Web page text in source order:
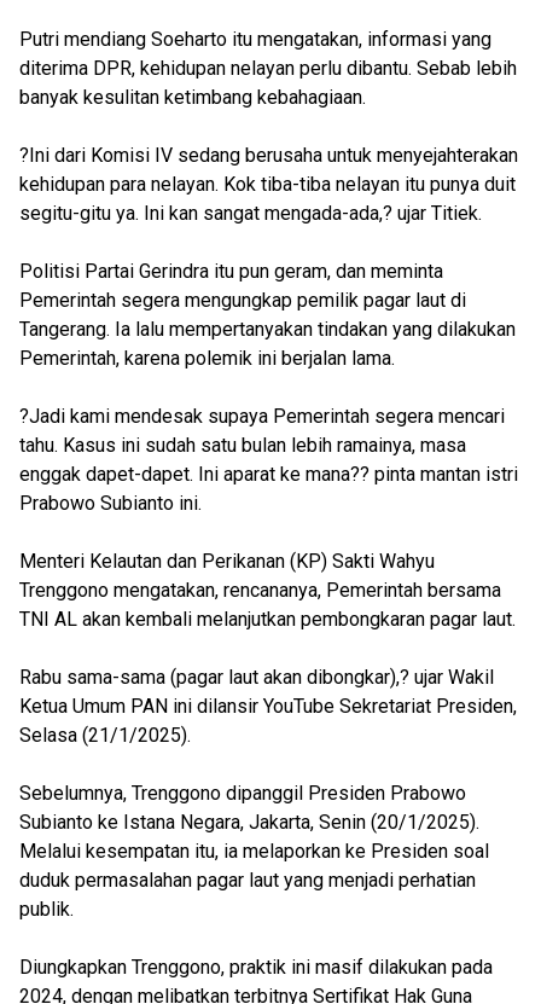
Putri mendiang Soeharto itu mengatakan, informasi yang
diterima DPR, kehidupan nelayan perlu dibantu. Sebab lebih
banyak kesulitan ketimbang kebahagiaan.
?Ini dari Komisi IV sedang berusaha untuk menyejahterakan
kehidupan para nelayan. Kok tiba-tiba nelayan itu punya duit
segitu-gitu ya. Ini kan sangat mengada-ada,? ujar Titiek.
Politisi Partai Gerindra itu pun geram, dan meminta
Pemerintah segera mengungkap pemilik pagar laut di
Tangerang. Ia lalu mempertanyakan tindakan yang dilakukan
Pemerintah, karena polemik ini berjalan lama.
?Jadi kami mendesak supaya Pemerintah segera mencari
tahu. Kasus ini sudah satu bulan lebih ramainya, masa
enggak dapet-dapet. Ini aparat ke mana?? pinta mantan istri
Prabowo Subianto ini.
Menteri Kelautan dan Perikanan (KP) Sakti Wahyu
Trenggono mengatakan, rencananya, Pemerintah bersama
TNI AL akan kembali melanjutkan pembongkaran pagar laut.
Rabu sama-sama (pagar laut akan dibongkar),? ujar Wakil
Ketua Umum PAN ini dilansir YouTube Sekretariat Presiden,
Selasa (21/1/2025).
Sebelumnya, Trenggono dipanggil Presiden Prabowo
Subianto ke Istana Negara, Jakarta, Senin (20/1/2025).
Melalui kesempatan itu, ia melaporkan ke Presiden soal
duduk permasalahan pagar laut yang menjadi perhatian
publik.
Diungkapkan Trenggono, praktik ini masif dilakukan pada
2024, dengan melibatkan terbitnya Sertifikat Hak Guna